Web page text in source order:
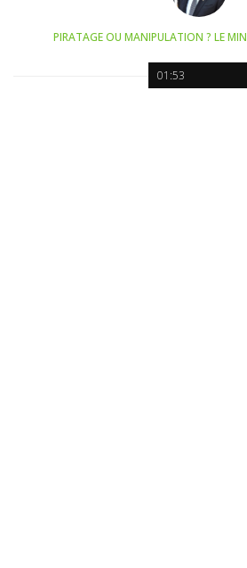
01:53
PIRATAGE OU MANIPULATION ? LE